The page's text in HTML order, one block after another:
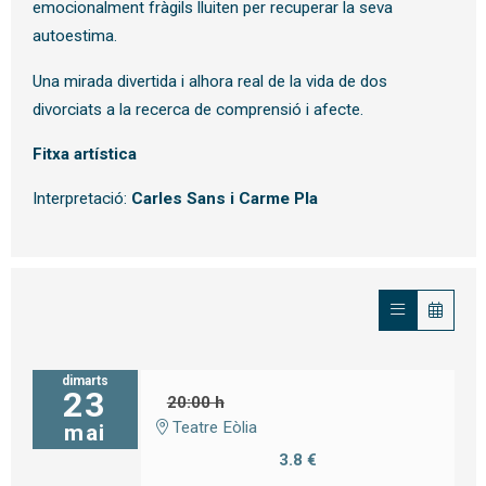
emocionalment fràgils lluiten per recuperar la seva
autoestima.
Una mirada divertida i alhora real de la vida de dos
divorciats a la recerca de comprensió i afecte.
Fitxa artística
Interpretació: Carles Sans i Carme Pla
dimarts
23
mai
20:00 h
Teatre Eòlia
3.8 €